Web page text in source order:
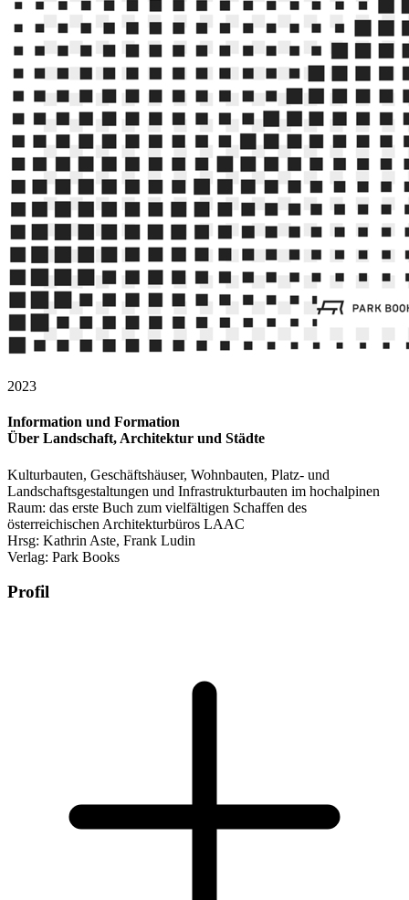
2023
Information und Formation
Über Landschaft, Architektur und Städte
Kulturbauten, Geschäftshäuser, Wohnbauten, Platz- und
Landschaftsgestaltungen und Infrastrukturbauten im hochalpinen
Raum: das erste Buch zum vielfältigen Schaffen des
österreichischen Architekturbüros LAAC
Hrsg: Kathrin Aste, Frank Ludin
Verlag: Park Books
Profil